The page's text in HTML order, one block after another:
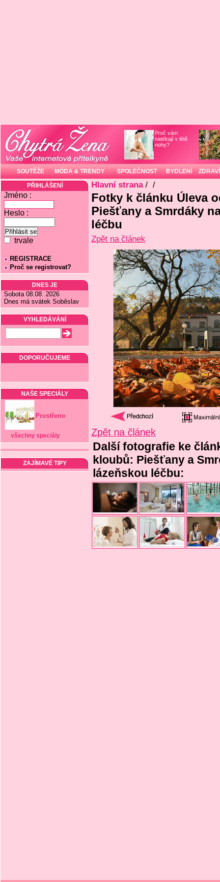
Proč vám
natékají v létě
nohy?
SOUTĚŽE MÓDA & TRENDY SPOLEČNOST BYDLENÍ ZDRAVÍ
PŘIHLÁŠENÍ
Jméno :
Heslo :
trvale
REGISTRACE
Proč se registrovat?
DNES JE
Sobota 08.08. 2026
Dnes má svátek Soběslav
VYHLEDÁVÁNÍ
DOPORUČUJEME
NAŠE SPECIÁLY
Prostřeno
všechny speciály
ZAJÍMAVÉ TIPY
Hlavní strana/ /
Fotky k článku Úleva
Piešťany a Smrdáky
léčbu
Zpět na článek
Zpět na článek
Další fotografie ke
kloubů: Piešťany a
lázeňskou léčbu: